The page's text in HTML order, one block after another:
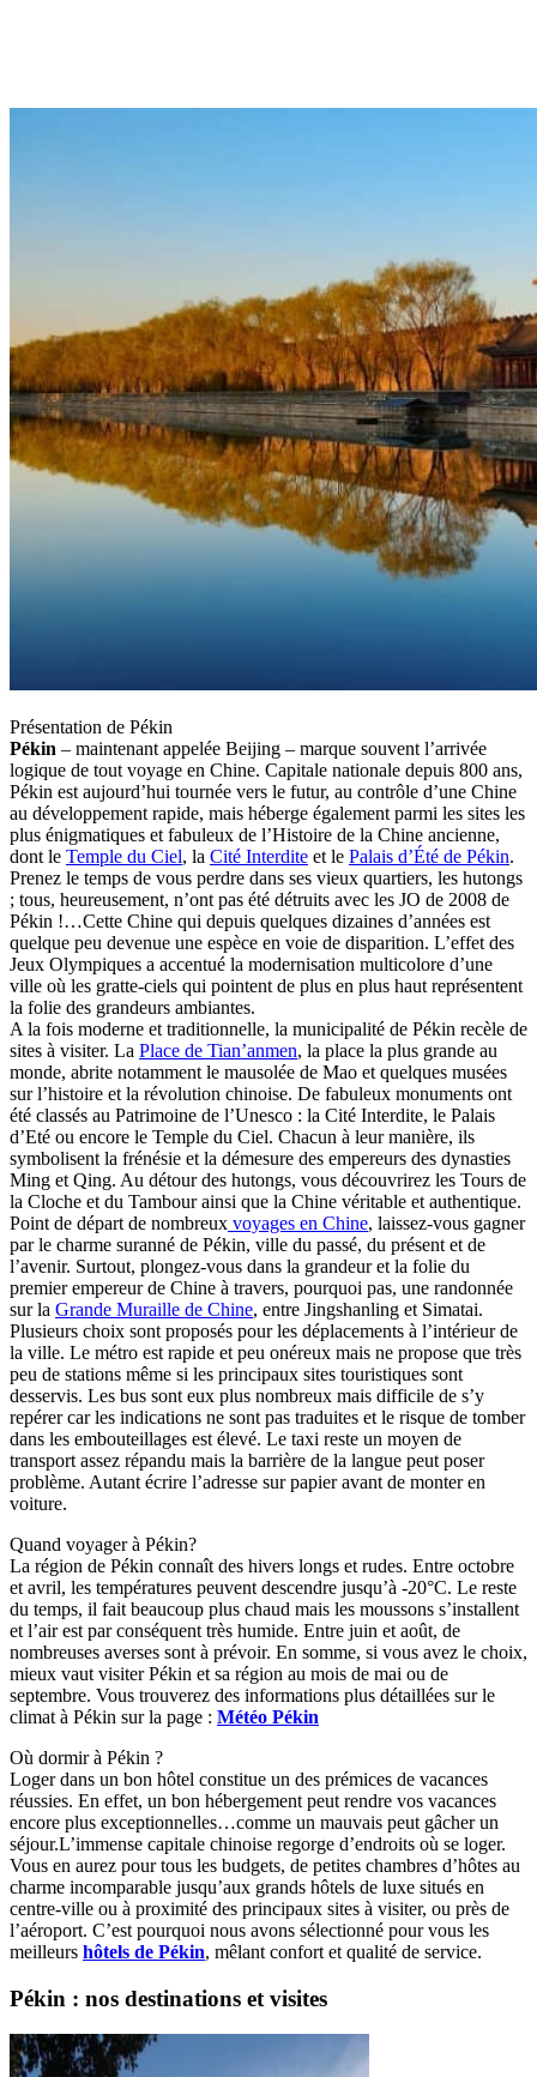
Présentation de Pékin
Pékin – maintenant appelée Beijing – marque souvent l’arrivée
logique de tout voyage en Chine. Capitale nationale depuis 800 ans,
Pékin est aujourd’hui tournée vers le futur, au contrôle d’une Chine
au développement rapide, mais héberge également parmi les sites les
plus énigmatiques et fabuleux de l’Histoire de la Chine ancienne,
dont le Temple du Ciel, la Cité Interdite et le Palais d’Été de Pékin.
Prenez le temps de vous perdre dans ses vieux quartiers, les hutongs
; tous, heureusement, n’ont pas été détruits avec les JO de 2008 de
Pékin !…Cette Chine qui depuis quelques dizaines d’années est
quelque peu devenue une espèce en voie de disparition. L’effet des
Jeux Olympiques a accentué la modernisation multicolore d’une
ville où les gratte-ciels qui pointent de plus en plus haut représentent
la folie des grandeurs ambiantes.
A la fois moderne et traditionnelle, la municipalité de Pékin recèle de
sites à visiter. La Place de Tian’anmen, la place la plus grande au
monde, abrite notamment le mausolée de Mao et quelques musées
sur l’histoire et la révolution chinoise. De fabuleux monuments ont
été classés au Patrimoine de l’Unesco : la Cité Interdite, le Palais
d’Eté ou encore le Temple du Ciel. Chacun à leur manière, ils
symbolisent la frénésie et la démesure des empereurs des dynasties
Ming et Qing. Au détour des hutongs, vous découvrirez les Tours de
la Cloche et du Tambour ainsi que la Chine véritable et authentique.
Point de départ de nombreux voyages en Chine, laissez-vous gagner
par le charme suranné de Pékin, ville du passé, du présent et de
l’avenir. Surtout, plongez-vous dans la grandeur et la folie du
premier empereur de Chine à travers, pourquoi pas, une randonnée
sur la Grande Muraille de Chine, entre Jingshanling et Simatai.
Plusieurs choix sont proposés pour les déplacements à l’intérieur de
la ville. Le métro est rapide et peu onéreux mais ne propose que très
peu de stations même si les principaux sites touristiques sont
desservis. Les bus sont eux plus nombreux mais difficile de s’y
repérer car les indications ne sont pas traduites et le risque de tomber
dans les embouteillages est élevé. Le taxi reste un moyen de
transport assez répandu mais la barrière de la langue peut poser
problème. Autant écrire l’adresse sur papier avant de monter en
voiture.
Quand voyager à Pékin?
La région de Pékin connaît des hivers longs et rudes. Entre octobre
et avril, les températures peuvent descendre jusqu’à -20°C. Le reste
du temps, il fait beaucoup plus chaud mais les moussons s’installent
et l’air est par conséquent très humide. Entre juin et août, de
nombreuses averses sont à prévoir. En somme, si vous avez le choix,
mieux vaut visiter Pékin et sa région au mois de mai ou de
septembre. Vous trouverez des informations plus détaillées sur le
climat à Pékin sur la page : Météo Pékin
Où dormir à Pékin ?
Loger dans un bon hôtel constitue un des prémices de vacances
réussies. En effet, un bon hébergement peut rendre vos vacances
encore plus exceptionnelles…comme un mauvais peut gâcher un
séjour.L’immense capitale chinoise regorge d’endroits où se loger.
Vous en aurez pour tous les budgets, de petites chambres d’hôtes au
charme incomparable jusqu’aux grands hôtels de luxe situés en
centre-ville ou à proximité des principaux sites à visiter, ou près de
l’aéroport. C’est pourquoi nous avons sélectionné pour vous les
meilleurs hôtels de Pékin, mêlant confort et qualité de service.
Pékin : nos destinations et visites